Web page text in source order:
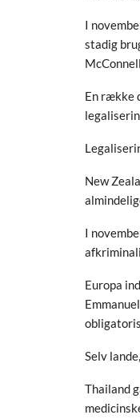
I
stadig
En række
New
I
Europa
Selv
Thailand